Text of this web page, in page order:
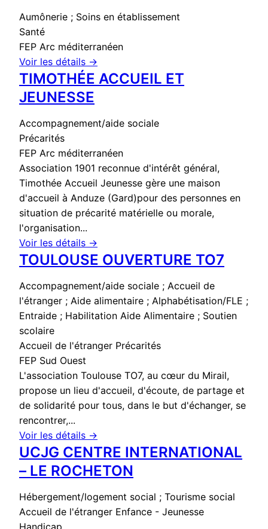
Aumônerie ; Soins en établissement
Santé
FEP Arc méditerranéen
Voir les détails →
TIMOTHÉE ACCUEIL ET
JEUNESSE
Accompagnement/aide sociale
Précarités
FEP Arc méditerranéen
Association 1901 reconnue d'intérêt général,
Timothée Accueil Jeunesse gère une maison
d'accueil à Anduze (Gard)pour des personnes en
situation de précarité matérielle ou morale,
l'organisation...
Voir les détails →
TOULOUSE OUVERTURE TO7
Accompagnement/aide sociale ; Accueil de
l'étranger ; Aide alimentaire ; Alphabétisation/FLE ;
Entraide ; Habilitation Aide Alimentaire ; Soutien
scolaire
Accueil de l'étranger Précarités
FEP Sud Ouest
L'association Toulouse TO7, au cœur du Mirail,
propose un lieu d'accueil, d'écoute, de partage et
de solidarité pour tous, dans le but d'échanger, se
rencontrer,...
Voir les détails →
UCJG CENTRE INTERNATIONAL
– LE ROCHETON
Hébergement/logement social ; Tourisme social
Accueil de l'étranger Enfance - Jeunesse
Handicap